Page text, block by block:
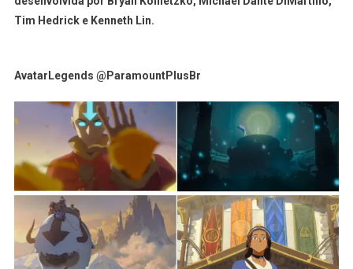
Tim Hedrick e Kenneth Lin.
AvatarLegends @ParamountPlusBr